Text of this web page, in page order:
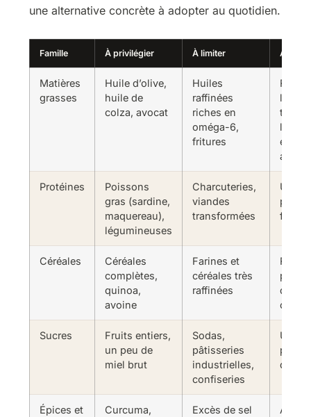
une alternative concrète à adopter au quotidien.
Famille À privilégier À limiter
Matières
grasses
Huile d’olive,
huile de
colza, avocat
Huiles
raffinées
riches en
oméga-6,
fritures
en
Protéines
Poissons
gras (sardine,
maquereau),
légumineuses
Charcuteries,
viandes
transformées
Une
fois
Céréales
Céréales
complètes,
quinoa,
avoine
Farines et
céréales très
raffinées
pain
du
ou au
Sucres
Fruits entiers,
un peu de
miel brut
Sodas,
pâtisseries
industrielles,
confiseries
Un
place
Épices et
Curcuma,
Excès de sel